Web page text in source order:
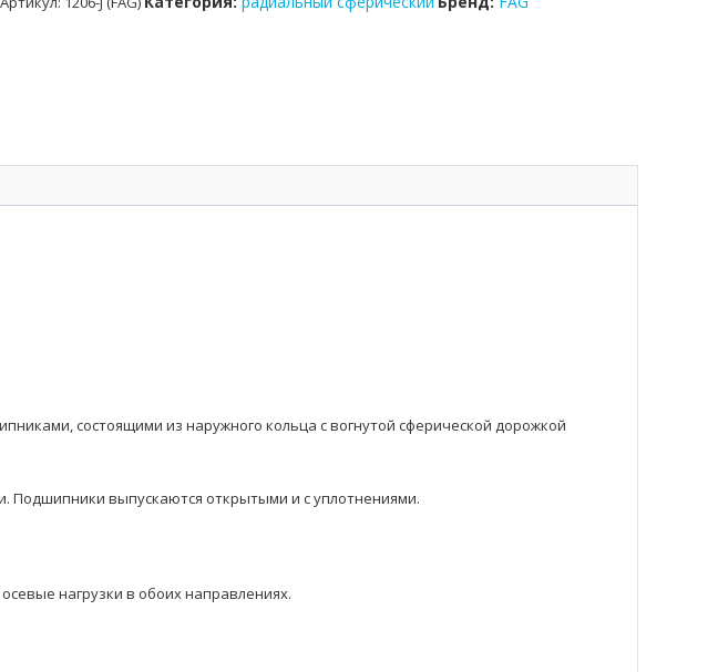
состоящими из наружного кольца с вогнутой сферической дорожкой
Подшипники выпускаются открытыми и с уплотнениями.
нагрузки в обоих направлениях.